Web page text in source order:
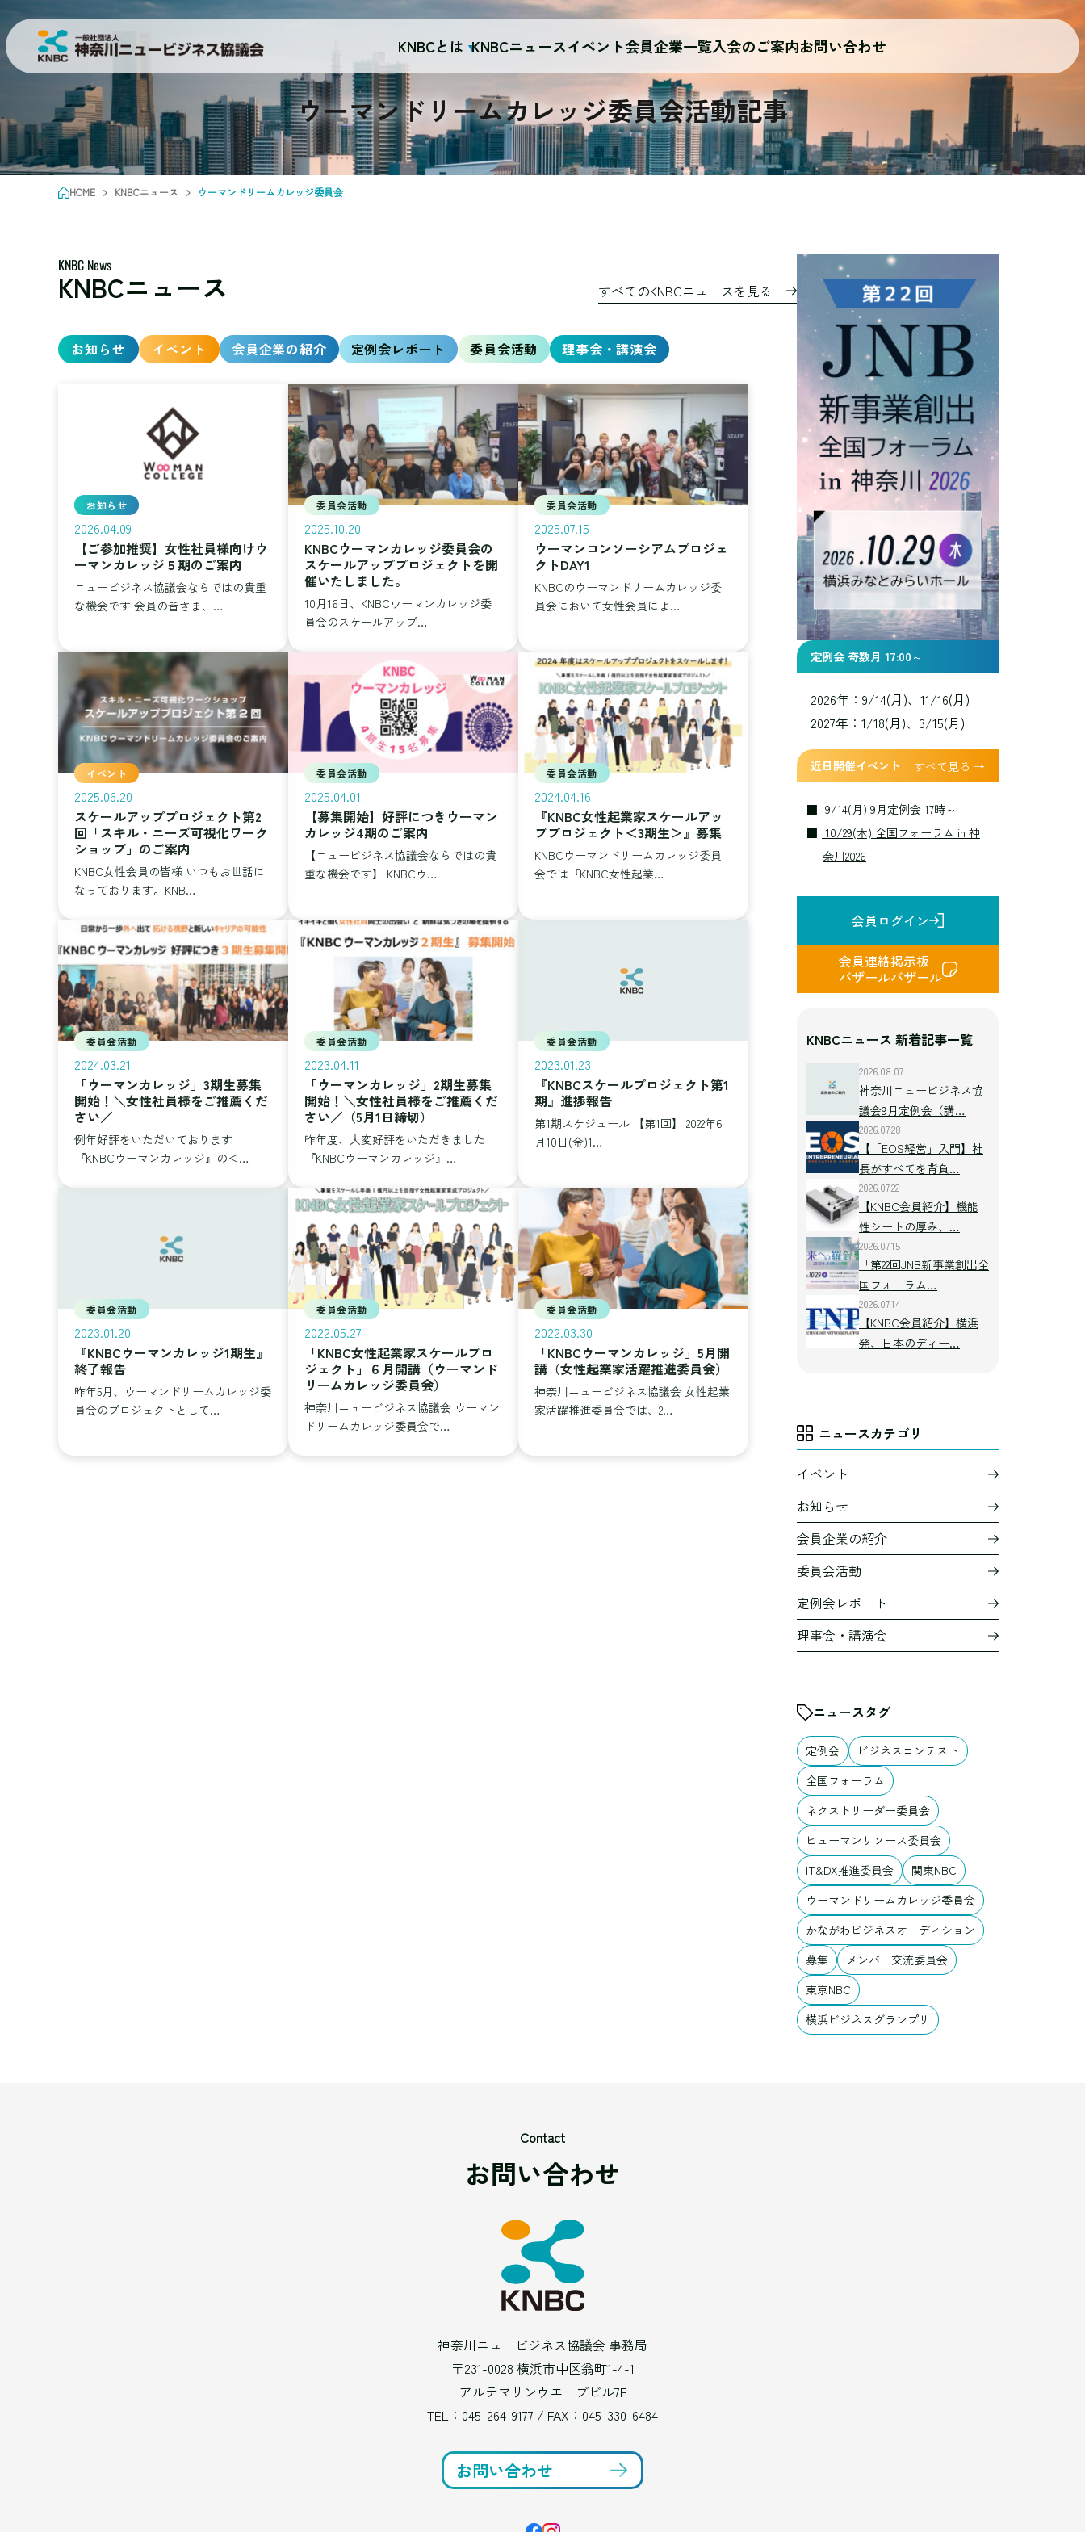
KNBCとは KNBCニュースイベント会員企業一覧入会のご案内お問い合わせ
ウーマンドリームカレッジ委員会活動記事
HOME KNBCニュース ウーマンドリームカレッジ委員会
KNBC News
KNBCニュース すべてのKNBCニュースを見る
お知らせ イベント 会員企業の紹介 定例会レポート 委員会活動 理事会・講演会
お知らせ
2026.04.09
【ご参加推奨】女性社員様向けウ
ーマンカレッジ５期のご案内
ニュービジネス協議会ならではの貴重
な機会です 会員の皆さま、…
委員会活動
2025.10.20
KNBCウーマンカレッジ委員会の
スケールアッププロジェクトを開
催いたしました。
10月16日、KNBCウーマンカレッジ委
員会のスケールアップ…
委員会活動
2025.07.15
ウーマンコンソーシアムプロジェ
クトDAY1
KNBCのウーマンドリームカレッジ委
員会において女性会員によ…
イベント
2025.06.20
スケールアッププロジェクト第2
回「スキル・ニーズ可視化ワーク
ショップ」のご案内
KNBC女性会員の皆様 いつもお世話に
なっております。KNB…
委員会活動
2025.04.01
【募集開始】好評につきウーマン
カレッジ4期のご案内
【ニュービジネス協議会ならではの貴
重な機会です】 KNBCウ…
委員会活動
2024.04.16
『KNBC女性起業家スケールアッ
ププロジェクト＜3期生＞』募集
KNBCウーマンドリームカレッジ委員
会では『KNBC女性起業…
委員会活動
2024.03.21
「ウーマンカレッジ」3期生募集
開始！＼女性社員様をご推薦くだ
さい／
例年好評をいただいております
『KNBCウーマンカレッジ』の＜…
委員会活動
2023.04.11
「ウーマンカレッジ」2期生募集
開始！＼女性社員様をご推薦くだ
さい／（5月1日締切）
昨年度、大変好評をいただきました
『KNBCウーマンカレッジ』…
委員会活動
2023.01.23
『KNBCスケールプロジェクト第1
期』進捗報告
第1期スケジュール 【第1回】 2022年6
月10日(金)1…
委員会活動
2023.01.20
『KNBCウーマンカレッジ1期生』
終了報告
昨年5月、ウーマンドリームカレッジ委
員会のプロジェクトとして…
委員会活動
2022.05.27
「KNBC女性起業家スケールプロ
ジェクト」６月開講（ウーマンド
リームカレッジ委員会）
神奈川ニュービジネス協議会 ウーマン
ドリームカレッジ委員会で…
委員会活動
2022.03.30
「KNBCウーマンカレッジ」5月開
講（女性起業家活躍推進委員会）
神奈川ニュービジネス協議会 女性起業
家活躍推進委員会では、2…
定例会 奇数月 17:00～
2026年：9/14(月)、11/16(月)
2027年：1/18(月)、3/15(月)
近日開催イベント すべて見る →
9/14(月) 9月定例会 17時～
10/29(木) 全国フォーラム in 神
奈川2026
会員ログイン
会員連絡掲示板
バザールバザール
KNBCニュース 新着記事一覧
2026.08.07
神奈川ニュービジネス協
議会9月定例会（講…
2026.07.28
【「EOS経営」入門】社
長がすべてを背負…
2026.07.22
【KNBC会員紹介】機能
性シートの厚み、…
2026.07.15
「第22回JNB新事業創出全
国フォーラム…
2026.07.14
【KNBC会員紹介】横浜
発、日本のディー…
ニュースカテゴリ
イベント
お知らせ
会員企業の紹介
委員会活動
定例会レポート
理事会・講演会
ニュースタグ
定例会
ビジネスコンテスト
全国フォーラム
ネクストリーダー委員会
ヒューマンリソース委員会
IT&DX推進委員会
関東NBC
ウーマンドリームカレッジ委員会
かながわビジネスオーディション
募集
メンバー交流委員会
東京NBC
横浜ビジネスグランプリ
Contact
お問い合わせ
神奈川ニュービジネス協議会 事務局
〒231-0028 横浜市中区翁町1-4-1
アルテマリンウエーブビル7F
TEL： 045-264-9177 / FAX：045-330-6484
お問い合わせ